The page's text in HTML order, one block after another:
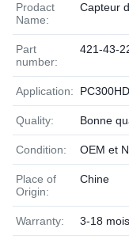
Prodact
Name:
Capteur
Part
number:
421-43-
Application:
Quality: Bonne
Condition: OEM et
Place of
Origin:
Chine
Warranty: 3-18 mois